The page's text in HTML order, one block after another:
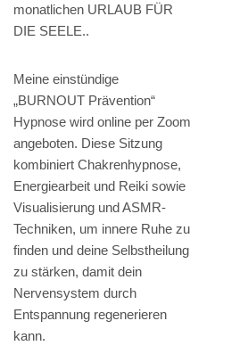
monatlichen URLAUB FÜR
DIE SEELE..
Meine einstündige
„BURNOUT Prävention“
Hypnose wird online per Zoom
angeboten. Diese Sitzung
kombiniert Chakrenhypnose,
Energiearbeit und Reiki sowie
Visualisierung und ASMR-
Techniken, um innere Ruhe zu
finden und deine Selbstheilung
zu stärken, damit dein
Nervensystem durch
Entspannung regenerieren
kann.